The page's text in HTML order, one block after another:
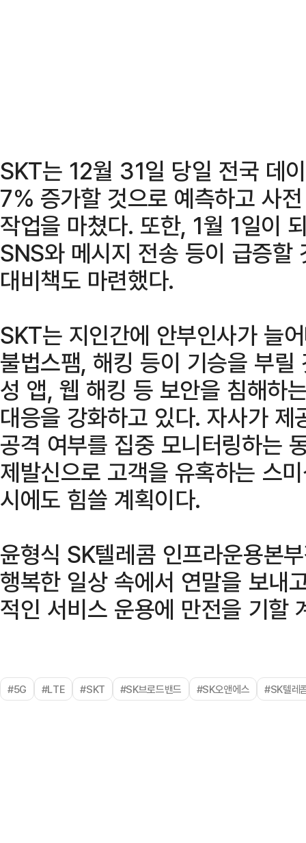
SKT는 12월 31일 당일 전국 데
7% 증가할 것으로 예측하고 사
작업을 마쳤다. 또한, 1월 1일이
SNS와 메시지 전송 등이 급증할
대비책도 마련했다.
SKT는 지인간에 안부인사가 늘
불법스팸, 해킹 등이 기승을 부
성 앱, 웹 해킹 등 보안을 침해하
대응을 강화하고 있다. 자사가
공격 여부를 집중 모니터링하는
제발신으로 고객을 유혹하는 스
시에도 힘쓸 계획이다.
윤형식 SK텔레콤 인프라운용본
행복한 일상 속에서 연말을 보내
적인 서비스 운용에 만전을 기할
#5G #LTE #SKT #SK브로드밴드 #SK오앤에스 #SK텔레